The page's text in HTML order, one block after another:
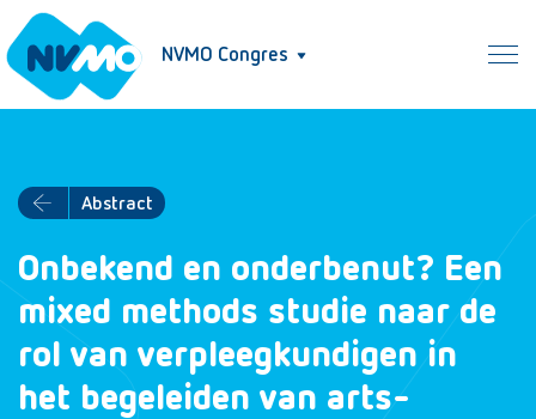
NVMO Congres
Abstract
Onbekend en onderbenut? Een
mixed methods studie naar de
rol van verpleegkundigen in
het begeleiden van arts-